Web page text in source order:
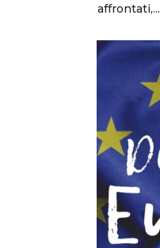
affrontati,...